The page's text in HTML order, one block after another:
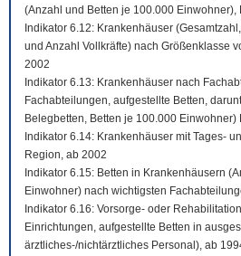
(Anzahl und Betten je 100.000 Einwohner),
Indikator 6.12: Krankenhäuser
und Anzahl Vollkräfte) nach Größenklasse
2002
Indikator 6.13: Krankenhäuser nach
Fachabteilungen, aufgestellte Betten,
Belegbetten, Betten je 100.000
Indikator 6.14: Krankenhäuser mit Tages-
Region, ab 2002
Indikator 6.15: Betten in Krankenhäusern
Einwohner) nach wichtigsten
Indikator 6.16: Vorsorge- oder
Einrichtungen, aufgestellte Betten in
ärztliches-/nichtärztliches Personal), ab